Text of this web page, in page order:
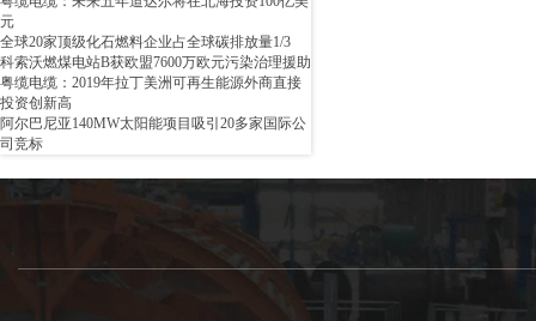
元
全球20家顶级化石燃料企业占全球碳排放量1/3
科索沃燃煤电站B获欧盟7600万欧元污染治理援助
粤缆电缆：2019年拉丁美洲可再生能源外商直接
投资创新高
阿尔巴尼亚140MW太阳能项目吸引20多家国际公
司竞标